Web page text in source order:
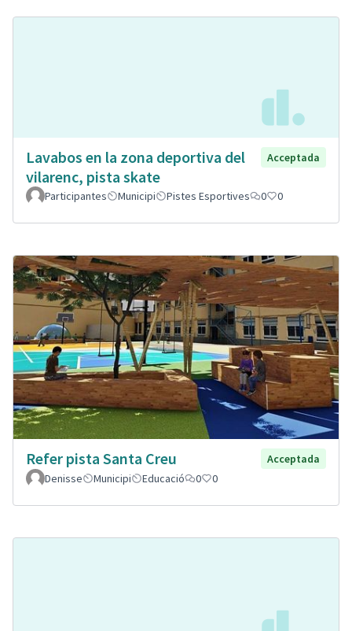
Lavabos en la zona deportiva del
vilarenc, pista skate
Acceptada
Participantes Municipi Pistes Esportives 0 0
Refer pista Santa Creu
Acceptada
Denisse
Municipi Educació 0 0